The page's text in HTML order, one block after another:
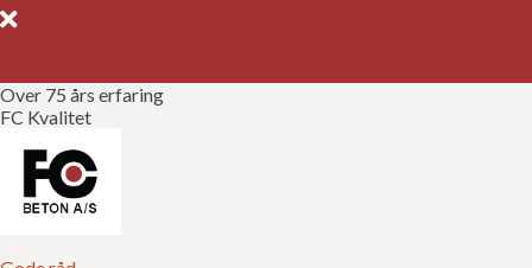
Over 75 års erfaring
FC Kvalitet
Gode råd
Gør det selv
Kvalitetssikring